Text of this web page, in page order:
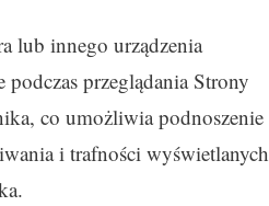
lub innego urządzenia
przeglądania Strony
co umożliwia podnoszenie
i trafności wyświetlanych